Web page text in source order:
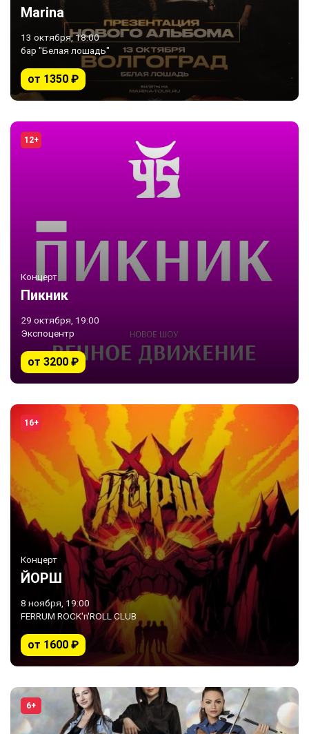
Marina
13 октября, 18:00
бар "Белая лошадь"
от 1350 ₽
12+
Концерт
Пикник
29 октября, 19:00
Экспоцентр
от 3200 ₽
16+
Концерт
ЙОРШ
8 ноября, 19:00
FERRUM ROCK'n'ROLL CLUB
от 1600 ₽
6+